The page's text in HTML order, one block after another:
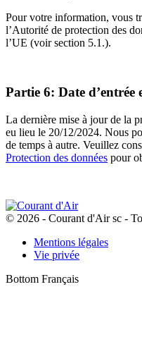
Pour votre information, vous
l’Autorité de protection des
l’UE (voir section 5.1.).
Partie 6: Date
La dernière mise à jour de la
eu lieu le 20/12/2024. Nous
de temps à autre. Veuillez
Protection des données pour
© 2026 - Courant d'Air sc -
Mentions légales
Vie privée
Bottom Français